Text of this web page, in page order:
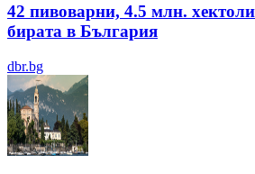
42 пивоварни, 4.5 млн.
бирата в България
dbr.bg